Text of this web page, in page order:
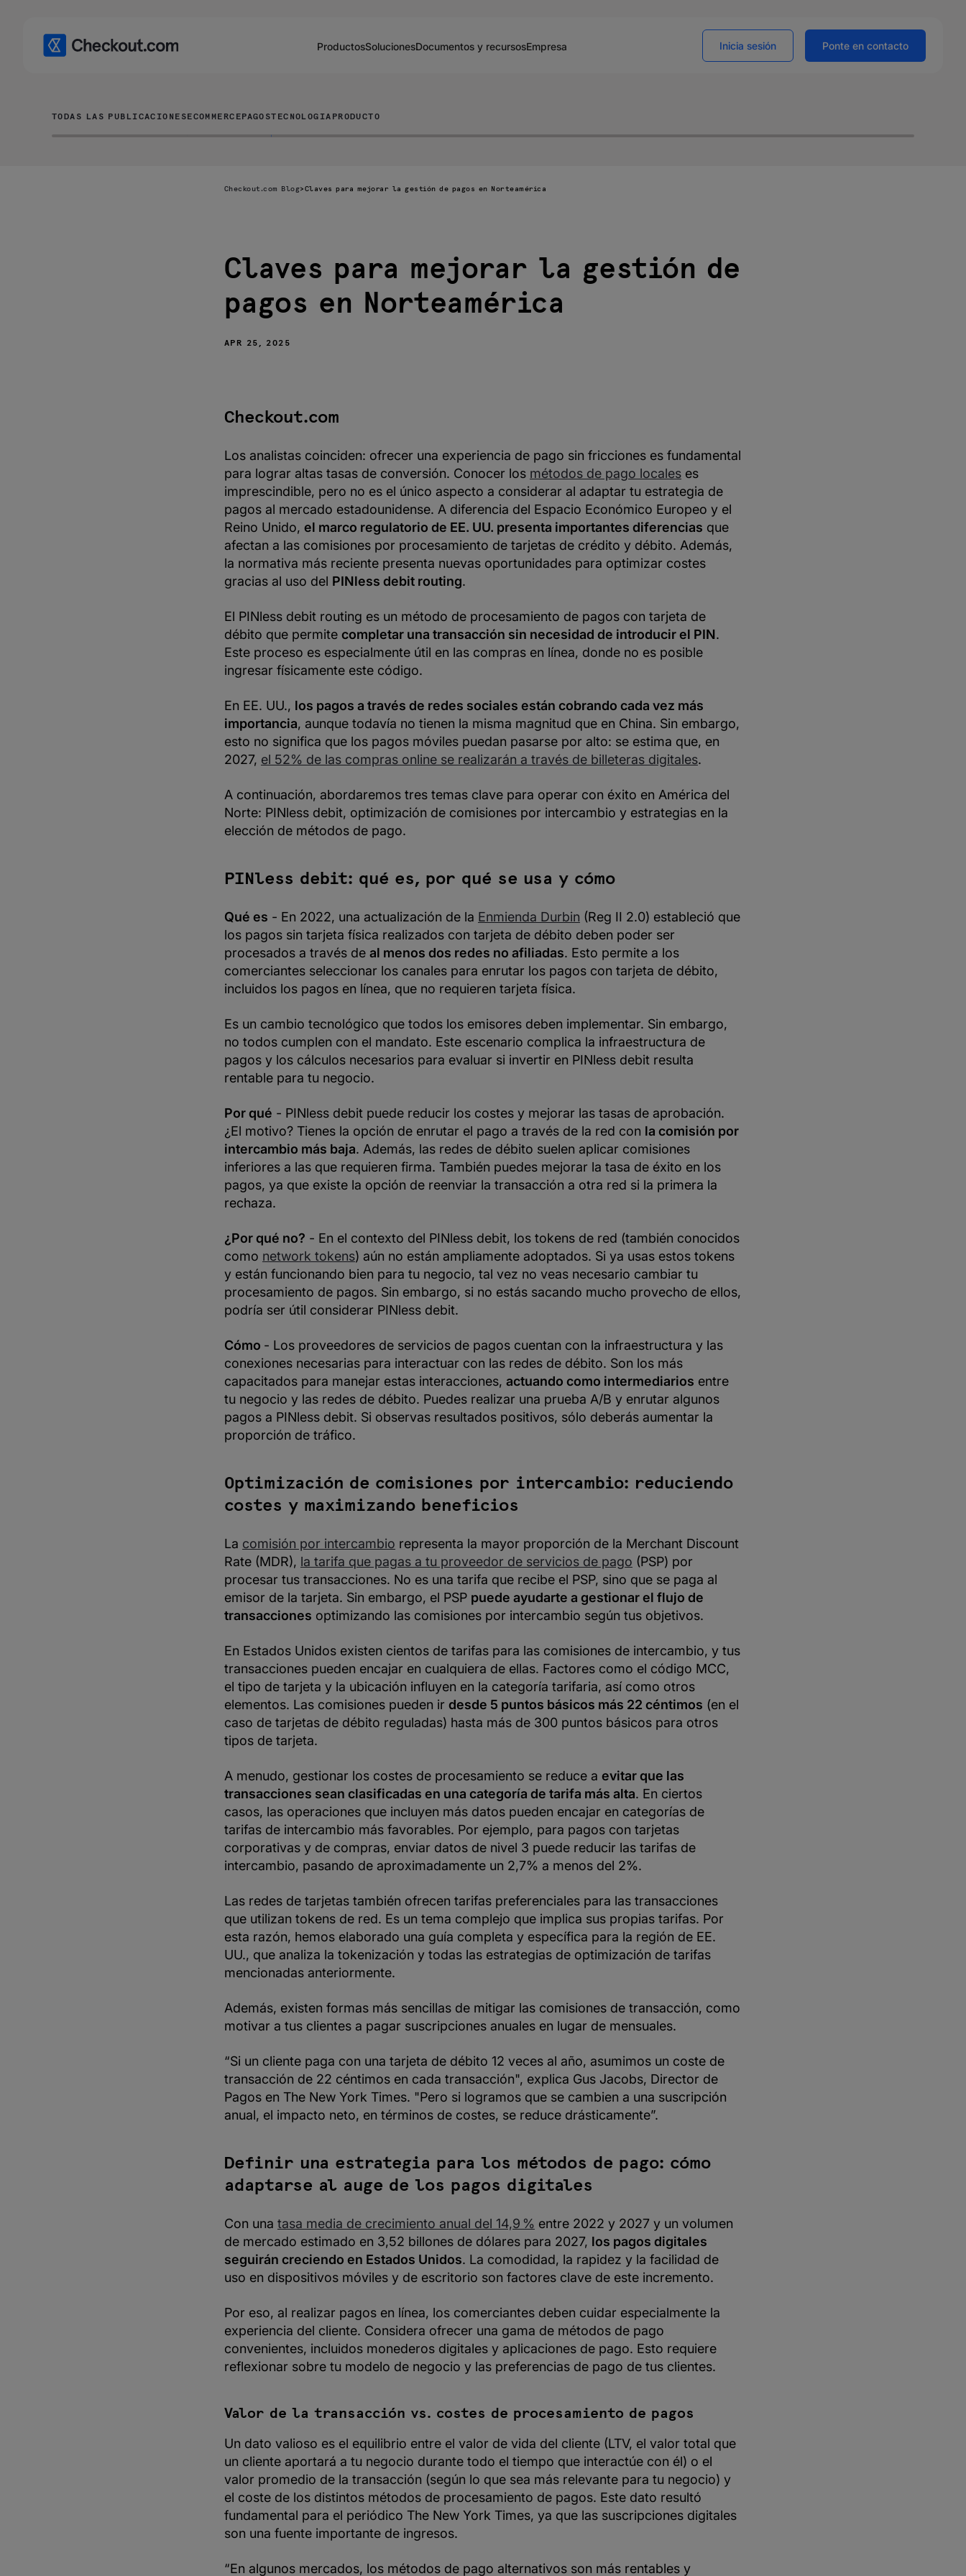
ProductosSolucionesDocumentos y recursosEmpresa Inicia sesión Ponte en contacto
TODAS LAS PUBLICACIONES ECOMMERCE PAGOSTECNOLOGIA PRODUCTO
Checkout.com Blog> Claves para mejorar la gestión de pagos en Norteamérica
Claves para mejorar la gestión de
pagos en Norteamérica
APR 25, 2025
Checkout.com
Los analistas coinciden: ofrecer una experiencia de pago sin fricciones es fundamental
para lograr altas tasas de conversión. Conocer los métodos de pago localeses
imprescindible, pero no es el único aspecto a considerar al adaptar tu estrategia de
pagos al mercado estadounidense. A diferencia del Espacio Económico Europeo y el
Reino Unido, el marco regulatorio de EE. UU. presenta importantes diferencias que
afectan a las comisiones por procesamiento de tarjetas de crédito y débito. Además,
la normativa más reciente presenta nuevas oportunidades para optimizar costes
gracias al uso del PINless debit routing.
El PINless debit routing es un método de procesamiento de pagos con tarjeta de
débito que permite completar una transacción sin necesidad de introducir el PIN.
Este proceso es especialmente útil en las compras en línea, donde no es posible
ingresar físicamente este código.
En EE. UU., los pagos a través de redes sociales están cobrando cada vez más
importancia, aunque todavía no tienen la misma magnitud que en China. Sin embargo,
esto no significa que los pagos móviles puedan pasarse por alto: se estima que, en
2027, el 52% de las compras online se realizarán a través de billeteras digitales.
A continuación, abordaremos tres temas clave para operar con éxito en América del
Norte: PINless debit, optimización de comisiones por intercambio y estrategias en la
elección de métodos de pago.
PINless debit: qué es, por qué se usa y cómo
Qué es - En 2022, una actualización de la Enmienda Durbin (Reg II 2.0) estableció que
los pagos sin tarjeta física realizados con tarjeta de débito deben poder ser
procesados a través de al menos dos redes no afiliadas. Esto permite a los
comerciantes seleccionar los canales para enrutar los pagos con tarjeta de débito,
incluidos los pagos en línea, que no requieren tarjeta física.
Es un cambio tecnológico que todos los emisores deben implementar. Sin embargo,
no todos cumplen con el mandato. Este escenario complica la infraestructura de
pagos y los cálculos necesarios para evaluar si invertir en PINless debit resulta
rentable para tu negocio.
Por qué - PINless debit puede reducir los costes y mejorar las tasas de aprobación.
¿El motivo? Tienes la opción de enrutar el pago a través de la red con la comisión por
intercambio más baja. Además, las redes de débito suelen aplicar comisiones
inferiores a las que requieren firma. También puedes mejorar la tasa de éxito en los
pagos, ya que existe la opción de reenviar la transacción a otra red si la primera la
rechaza.
¿Por qué no? - En el contexto del PINless debit, los tokens de red (también conocidos
como network tokens) aún no están ampliamente adoptados. Si ya usas estos tokens
y están funcionando bien para tu negocio, tal vez no veas necesario cambiar tu
procesamiento de pagos. Sin embargo, si no estás sacando mucho provecho de ellos,
podría ser útil considerar PINless debit.
Cómo - Los proveedores de servicios de pagos cuentan con la infraestructura y las
conexiones necesarias para interactuar con las redes de débito. Son los más
capacitados para manejar estas interacciones, actuando como intermediarios entre
tu negocio y las redes de débito. Puedes realizar una prueba A/B y enrutar algunos
pagos a PINless debit. Si observas resultados positivos, sólo deberás aumentar la
proporción de tráfico.
Optimización de comisiones por intercambio: reduciendo
costes y maximizando beneficios
La comisión por intercambio representa la mayor proporción de la Merchant Discount
Rate (MDR), la tarifa que pagas a tu proveedor de servicios de pago (PSP) por
procesar tus transacciones. No es una tarifa que recibe el PSP, sino que se paga al
emisor de la tarjeta. Sin embargo, el PSP puede ayudarte a gestionar el flujo de
transacciones optimizando las comisiones por intercambio según tus objetivos.
En Estados Unidos existen cientos de tarifas para las comisiones de intercambio, y tus
transacciones pueden encajar en cualquiera de ellas. Factores como el código MCC,
el tipo de tarjeta y la ubicación influyen en la categoría tarifaria, así como otros
elementos. Las comisiones pueden ir desde 5 puntos básicos más 22 céntimos (en el
caso de tarjetas de débito reguladas) hasta más de 300 puntos básicos para otros
tipos de tarjeta.
A menudo, gestionar los costes de procesamiento se reduce a evitar que las
transacciones sean clasificadas en una categoría de tarifa más alta. En ciertos
casos, las operaciones que incluyen más datos pueden encajar en categorías de
tarifas de intercambio más favorables. Por ejemplo, para pagos con tarjetas
corporativas y de compras, enviar datos de nivel 3 puede reducir las tarifas de
intercambio, pasando de aproximadamente un 2,7% a menos del 2%.
Las redes de tarjetas también ofrecen tarifas preferenciales para las transacciones
que utilizan tokens de red. Es un tema complejo que implica sus propias tarifas. Por
esta razón, hemos elaborado una guía completa y específica para la región de EE.
UU., que analiza la tokenización y todas las estrategias de optimización de tarifas
mencionadas anteriormente.
Además, existen formas más sencillas de mitigar las comisiones de transacción, como
motivar a tus clientes a pagar suscripciones anuales en lugar de mensuales.
“Si un cliente paga con una tarjeta de débito 12 veces al año, asumimos un coste de
transacción de 22 céntimos en cada transacción", explica Gus Jacobs, Director de
Pagos en The New York Times. "Pero si logramos que se cambien a una suscripción
anual, el impacto neto, en términos de costes, se reduce drásticamente”.
Definir una estrategia para los métodos de pago: cómo
adaptarse al auge de los pagos digitales
Con una tasa media de crecimiento anual del 14,9 % entre 2022 y 2027 y un volumen
de mercado estimado en 3,52 billones de dólares para 2027, los pagos digitales
seguirán creciendo en Estados Unidos. La comodidad, la rapidez y la facilidad de
uso en dispositivos móviles y de escritorio son factores clave de este incremento.
Por eso, al realizar pagos en línea, los comerciantes deben cuidar especialmente la
experiencia del cliente. Considera ofrecer una gama de métodos de pago
convenientes, incluidos monederos digitales y aplicaciones de pago. Esto requiere
reflexionar sobre tu modelo de negocio y las preferencias de pago de tus clientes.
Valor de la transacción vs. costes de procesamiento de pagos
Un dato valioso es el equilibrio entre el valor de vida del cliente (LTV, el valor total que
un cliente aportará a tu negocio durante todo el tiempo que interactúe con él) o el
valor promedio de la transacción (según lo que sea más relevante para tu negocio) y
el coste de los distintos métodos de procesamiento de pagos. Este dato resultó
fundamental para el periódico The New York Times, ya que las suscripciones digitales
son una fuente importante de ingresos.
“En algunos mercados, los métodos de pago alternativos son más rentables y